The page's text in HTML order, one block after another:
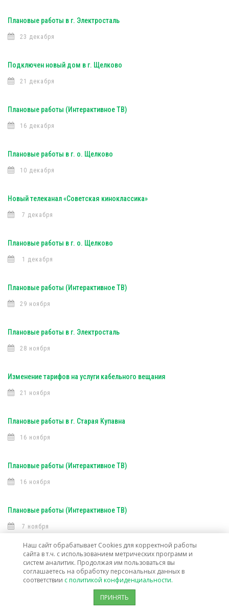
Плановые работы в г. Электросталь
23 декабря
Подключен новый дом в г. Щелково
21 декабря
Плановые работы (Интерактивное ТВ)
16 декабря
Плановые работы в г. о. Щелково
10 декабря
Новый телеканал «Советская киноклассика»
7 декабря
Плановые работы в г. о. Щелково
1 декабря
Плановые работы (Интерактивное ТВ)
29 ноября
Плановые работы в г. Электросталь
28 ноября
Изменение тарифов на услуги кабельного вещания
21 ноября
Плановые работы в г. Старая Купавна
16 ноября
Плановые работы (Интерактивное ТВ)
16 ноября
Плановые работы (Интерактивное ТВ)
7 ноября
Открыта техническая возможность подключения услуг связи в г. о.
Лосино-Петровский
Наш сайт обрабатывает Cookies для корректной работы
сайта в т.ч. с использованием метрических программ и
систем аналитик. Продолжая им пользоваться вы
соглашаетесь на обработку персональных данных в
соответствии с политикой конфиденциальности.
ПРИНЯТЬ